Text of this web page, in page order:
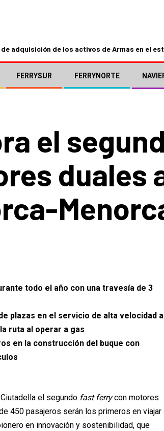
de adquisición de los activos de Armas en el
FERRYSUR FERRYNORTE
el
duales
todo el año con una travesía de 3
plazas en el servicio de alta velocidad
ruta al operar a gas
en la construcción del buque con
el segundo fast ferrycon motores
450 pasajeros serán los primeros en viajar
en innovación y sostenibilidad, que